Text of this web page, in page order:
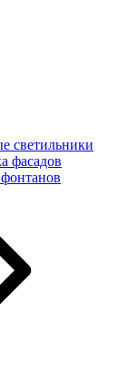
светильники
фасадов